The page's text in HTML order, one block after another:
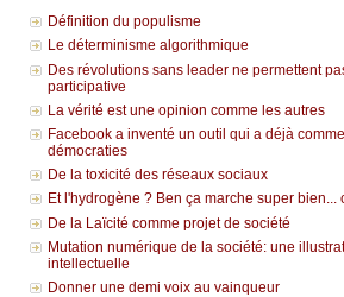
Définition du populisme
Le déterminisme algorithmique
Des révolutions sans leader ne permettent
participative
La vérité est une opinion comme les autres
Facebook a inventé un outil qui a déjà
démocraties
De la toxicité des réseaux sociaux
Et l'hydrogène ? Ben ça marche super bien...
De la Laïcité comme projet de société
Mutation numérique de la société: une
intellectuelle
Donner une demi voix au vainqueur